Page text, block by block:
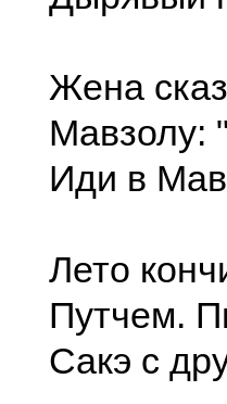
Жена
Мавзолу:
Иди в
Лето
Путчем.
Сакэ с